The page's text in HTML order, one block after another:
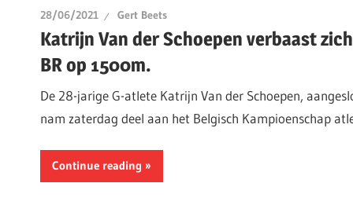
28/06/2021 Gert Beets
Katrijn Van der Schoepen verbaast
BR op 1500m.
De 28-jarige G-atlete Katrijn Van der Schoepen,
nam zaterdag deel aan het Belgisch Kampioenschap
Continue reading